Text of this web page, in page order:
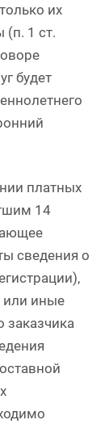
их
(п. 1 ст.
будет
платных
14
сведения о
или иные